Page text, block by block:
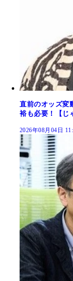
直前のオッズ変
裕も必要！【じ
2026年08月04日